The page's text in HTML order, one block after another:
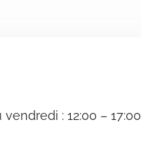
: 12:00 – 17:00